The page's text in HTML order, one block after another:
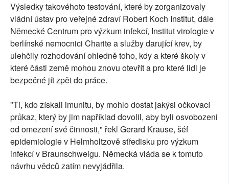
Výsledky takovéhoto testování, které by zorganizovaly
vládní ústav pro veřejné zdraví Robert Koch Institut, dále
Německé Centrum pro výzkum infekcí, Institut virologie v
berlínské nemocnici Charite a služby darující krev, by
ulehčily rozhodování ohledně toho, kdy a které školy v
které části země mohou znovu otevřít a pro které lidi je
bezpečné jít zpět do práce.
"Ti, kdo získali imunitu, by mohlo dostat jakýsi očkovací
průkaz, který by jim například dovolil, aby byli osvobozeni
od omezení své činnosti," řekl Gerard Krause, šéf
epidemiologie v Helmholtzově středisku pro výzkum
infekcí v Braunschweigu. Německá vláda se k tomuto
návrhu vědců zatím nevyjádřila.